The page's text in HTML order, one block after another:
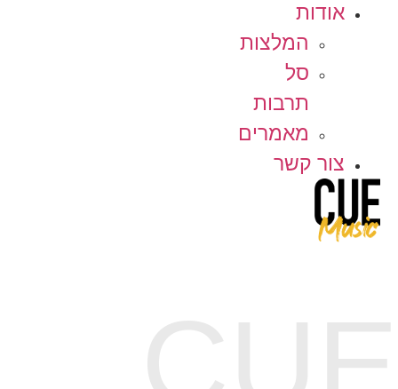
אודות
המלצות
סל
תרבות
מאמרים
צור קשר